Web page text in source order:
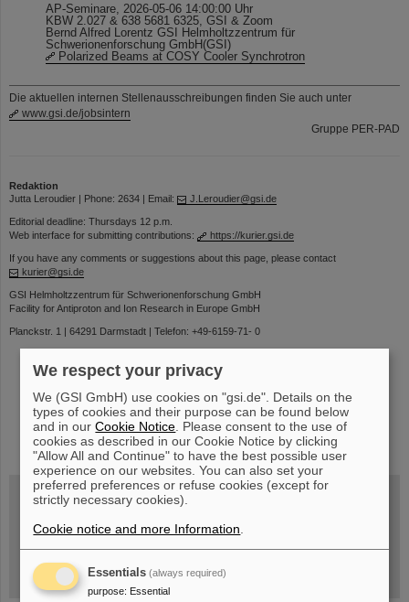
AP-Seminare, 2026-05-06 14:00:00 Uhr
KBW 2.027 & 638 5681 6325, GSI & Zoom
Bernd Alfred Lorentz GSI Helmholtzzentrum für
Schwerionenforschung GmbH(GSI)
Polarized Beams at COSY Cooler Synchrotron
Die aktuellen internen Stellenausschreibungen finden Sie auch unter
www.gsi.de/jobsintern
Gruppe PER-PAD
Redaktion
Jutta Leroudier | Phone: 2634 | Email:
J.Leroudier@gsi.de
Editorial deadline: Thursdays 12 p.m.
Web interface for submitting contributions:
https://kurier.gsi.de
If you have any comments or suggestions about this page, please contact
kurier@gsi.de
GSI Helmholtzzentrum für Schwerionenforschung GmbH
Facility for Antiproton and Ion Research in Europe GmbH
Planckstr. 1 | 64291 Darmstadt | Telefon: +49-6159-71- 0
instagramlinkedin youtubehelmholtz.socialfacebook
Mittwoch, 19.08.2026, 14 Uhr
Warum existiert nicht einfach nichts?
Hannah Elfner,
Anmeldung und weitere Informationen
We respect your privacy
We (GSI GmbH) use cookies on "gsi.de". Details on the
types of cookies and their purpose can be found below
and in ourCookie Notice . Please consent to the use of
cookies as described in our Cookie Notice by clicking
"Allow All and Continue" to have the best possible user
experience on our websites. You can also set your
preferred preferences or refuse cookies (except for
strictly necessary cookies).
Cookie notice and more Information
Essentials (always required)
purpose: Essential